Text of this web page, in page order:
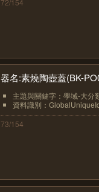
72/154
器名:素燒陶壺蓋(BK-
主題與關鍵字：學域-大分
資料識別：
73/154